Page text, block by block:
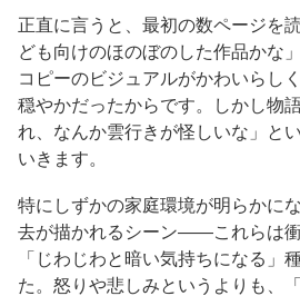
正直に言うと、最初の数ページを
ども向けのほのぼのした作品かな
コピーのビジュアルがかわいらし
穏やかだったからです。しかし物
れ、なんか雲行きが怪しいな」と
いきます。
特にしずかの家庭環境が明らかに
去が描かれるシーン——これらは衝
「じわじわと暗い気持ちになる」
た。怒りや悲しみというよりも、